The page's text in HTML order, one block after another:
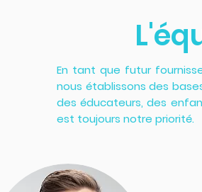
En tant que futur
nous établissons des
des éducateurs, des
est toujours notre priorité.